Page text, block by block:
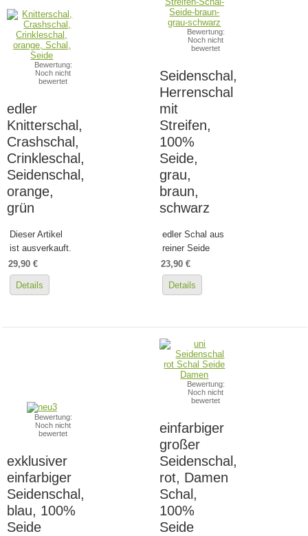
Bewertung:
Noch nicht
bewertet
edler
Knitterschal,
Crashschal,
Crinkleschal,
Seidenschal,
orange,
grün
Dieser Artikel
ist ausverkauft.
29,90 €
Details
Bewertung:
Noch nicht
bewertet
Seidenschal,
Herrenschal
mit
Streifen,
100%
Seide,
grau,
braun,
schwarz
edler Schal aus
reiner Seide
23,90 €
Details
Bewertung:
Noch nicht
bewertet
exklusiver
einfarbiger
Seidenschal,
blau, 100%
Seide
Bewertung:
Noch nicht
bewertet
einfarbiger
großer
Seidenschal,
rot, Damen
Schal,
100%
Seide